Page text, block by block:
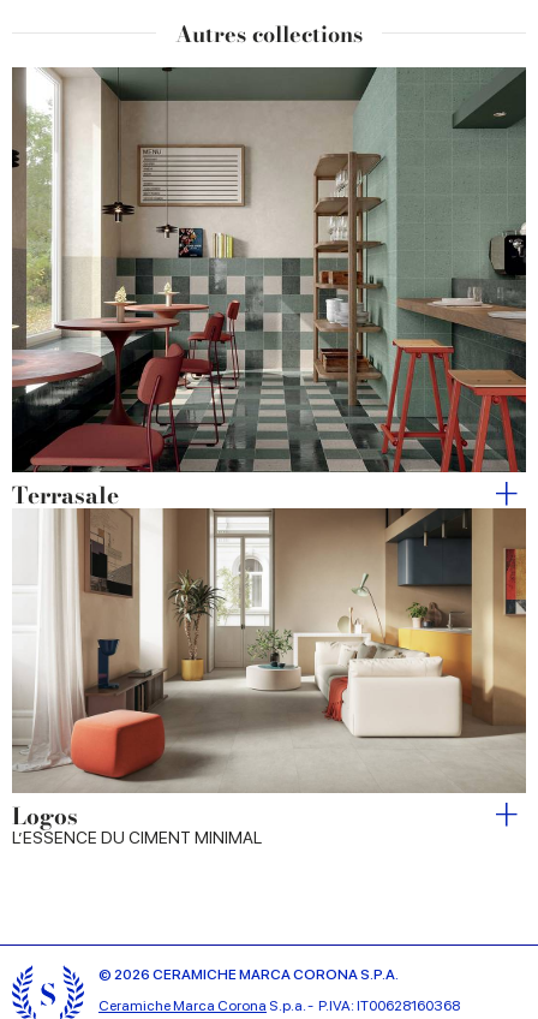
Autres collections
Terrasale
Logos
L’ESSENCE DU CIMENT MINIMAL
© 2026 CERAMICHE MARCA CORONA S.P.A.
Ceramiche Marca Corona S.p.a. - P.IVA: IT00628160368